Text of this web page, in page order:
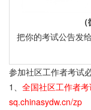
把你的考试公告发
参加社区工作者考试
1、 全国社区工作者
sq.chinasydw.cn/zp